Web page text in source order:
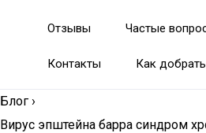
Отзывы Частые
Контакты Как
Блог ›
Вирус эпштейна барра синдром